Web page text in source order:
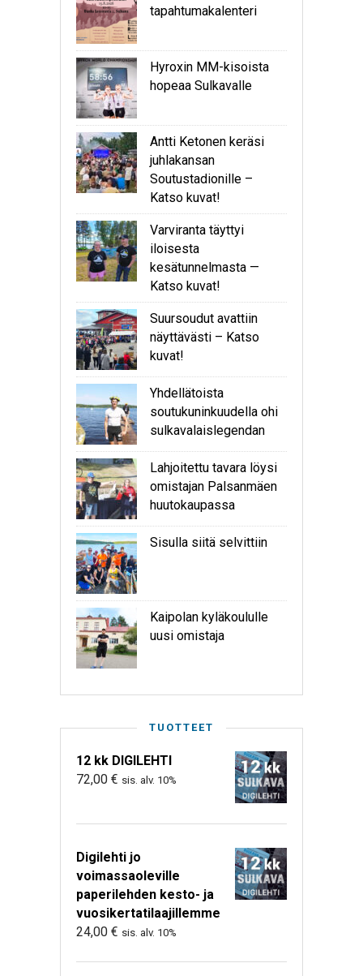
tapahtumakalenteri
Hyroxin MM-kisoista
hopeaa Sulkavalle
Antti Ketonen keräsi
juhlakansan
Soutustadionille –
Katso kuvat!
Varviranta täyttyi
iloisesta
kesätunnelmasta —
Katso kuvat!
Suursoudut avattiin
näyttävästi – Katso
kuvat!
Yhdellätoista
soutukuninkuudella ohi
sulkavalaislegendan
Lahjoitettu tavara löysi
omistajan Palsanmäen
huutokaupassa
Sisulla siitä selvittiin
Kaipolan kyläkoululle
uusi omistaja
TUOTTEET
12 kk DIGILEHTI
72,00 € sis. alv. 10%
Digilehti jo
voimassaoleville
paperilehden kesto- ja
vuosikertatilaajillemme
24,00 € sis. alv. 10%